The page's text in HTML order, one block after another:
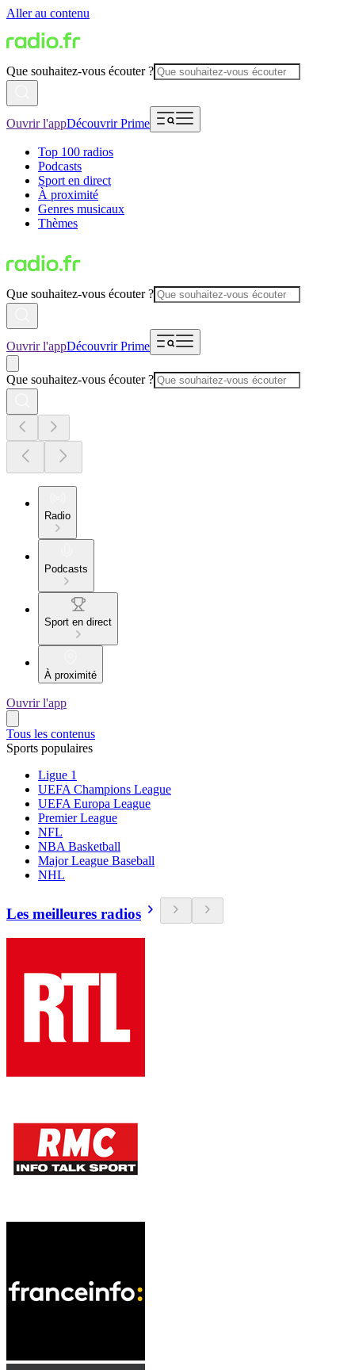
Aller au contenu
Que souhaitez-vous écouter ?
Ouvrir l'appDécouvrir Prime
Top 100 radios
Podcasts
Sport en direct
À proximité
Genres musicaux
Thèmes
Que souhaitez-vous écouter ?
Ouvrir l'appDécouvrir Prime
Que souhaitez-vous écouter ?
Radio
Podcasts
Sport en direct
À proximité
Ouvrir l'app
Tous les contenus
Sports populaires
Ligue 1
UEFA Champions League
UEFA Europa League
Premier League
NFL
NBA Basketball
Major League Baseball
NHL
Les meilleures radios